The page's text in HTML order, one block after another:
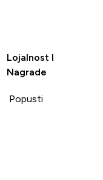
Lojalnost I
Nagrade
Popusti